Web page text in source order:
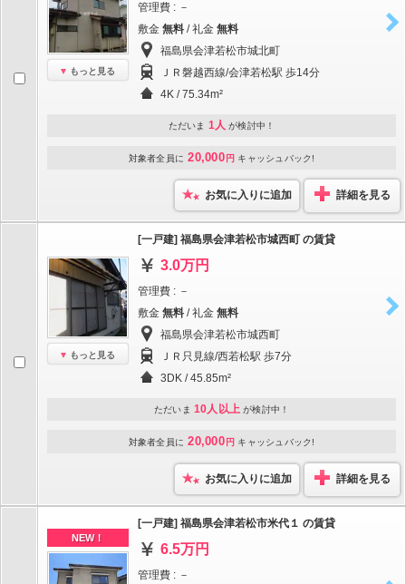
もっと見る
管理費 : －
敷金 無料 / 礼金 無料
福島県会津若松市城北町
ＪＲ磐越西線/会津若松駅 歩14分
4K / 75.34m²
ただいま 1人 が検討中！
対象者全員に 20,000 円 キャッシュバック!
お気に入りに追加 詳細を見る
もっと見る
[一戸建] 福島県会津若松市城西町 の賃貸
3.0万円
管理費 : －
敷金 無料 / 礼金 無料
福島県会津若松市城西町
ＪＲ只見線/西若松駅 歩7分
3DK / 45.85m²
ただいま 10人以上 が検討中！
対象者全員に 20,000 円 キャッシュバック!
お気に入りに追加 詳細を見る
NEW！
[一戸建] 福島県会津若松市米代１ の賃貸
6.5万円
管理費 : －